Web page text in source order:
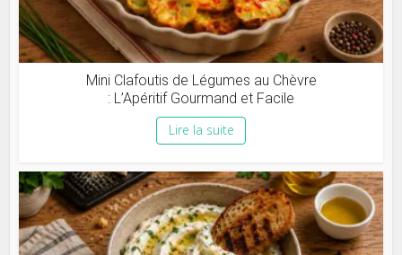
Mini Clafoutis de Légumes au Chèvre
: L’Apéritif Gourmand et Facile
Lire la suite